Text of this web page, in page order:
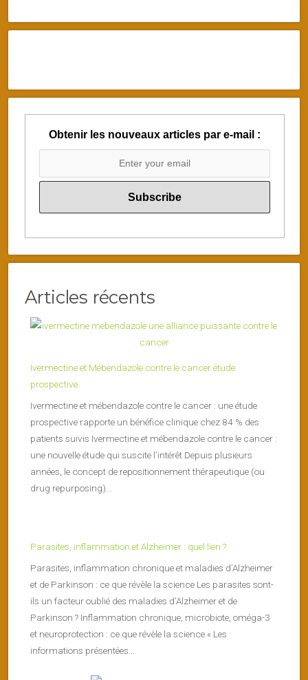
Obtenir les nouveaux articles par e-mail :
Articles récents
Ivermectine et Mébendazole contre le cancer étude
prospective
Ivermectine et mébendazole contre le cancer : une étude
prospective rapporte un bénéfice clinique chez 84 % des
patients suivis Ivermectine et mébendazole contre le cancer :
une nouvelle étude qui suscite l’intérêt Depuis plusieurs
années, le concept de repositionnement thérapeutique (ou
drug repurposing)...
Parasites, inflammation et Alzheimer : quel lien ?
Parasites, inflammation chronique et maladies d’Alzheimer
et de Parkinson : ce que révèle la science Les parasites sont-
ils un facteur oublié des maladies d’Alzheimer et de
Parkinson ? Inflammation chronique, microbiote, oméga-3
et neuroprotection : ce que révèle la science « Les
informations présentées...